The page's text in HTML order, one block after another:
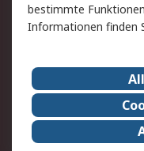
Impressum
Karriere bei RS
Qualität/
Event-Center
bestimmte
Informationen finden